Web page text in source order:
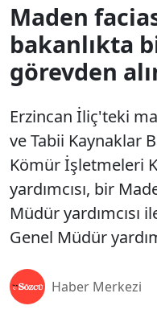
Maden
bakanlıkta
görevden
Erzincan İliç'teki
ve Tabii Kaynaklar
Kömür İşletmeleri
yardımcısı, bir
Müdür yardımcısı
Genel Müdür
Haber Merkezi